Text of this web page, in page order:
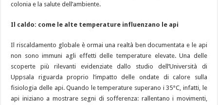
colonia e la salute dell’ambiente.
Il caldo: come le alte temperature influenzano le api
Il riscaldamento globale è ormai una realtà ben documentata e le api
non sono immuni agli effetti delle temperature elevate. Una delle
scoperte più rilevanti evidenziate dallo studio dell’Università di
Uppsala riguarda proprio l’impatto delle ondate di calore sulla
fisiologia delle api. Quando le temperature superano i 35°C, infatti, le
api iniziano a mostrare segni di sofferenza: rallentano i movimenti,